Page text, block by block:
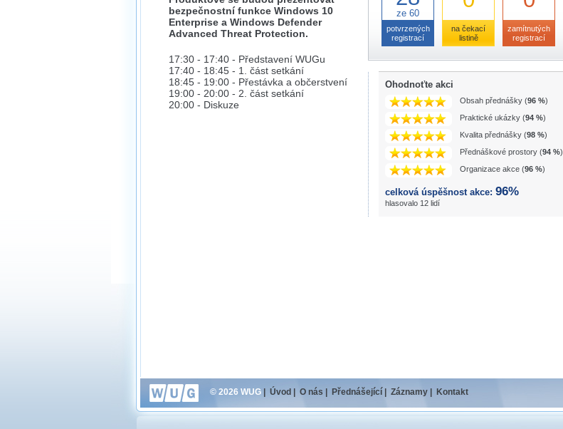
bezpečnostní funkce Windows 10
Enterprise a Windows Defender
Advanced Threat Protection.
17:30 - 17:40 - Představení WUGu
17:40 - 18:45 - 1. část setkání
18:45 - 19:00 - Přestávka a občerstvení
19:00 - 20:00 - 2. část setkání
20:00 - Diskuze
ze 60
potvrzených
registrací
na čekací
listině
zamítnutých
registrací
Ohodnoťte akci
Obsah přednášky (96 %)
Praktické ukázky (94 %)
Kvalita přednášky (98 %)
Přednáškové prostory (94 %)
Organizace akce (96 %)
celková úspěšnost akce: 96%
hlasovalo 12 lidí
© 2026 WUG Úvod O nás Přednášející Záznamy Kontakt